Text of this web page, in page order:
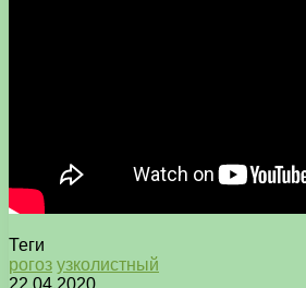
Теги
рогоз узколистный